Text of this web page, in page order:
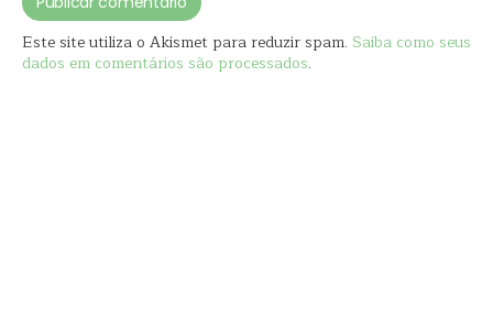
Este site utiliza o Akismet para reduzir spam. Saiba como seus
dados em comentários são processados.